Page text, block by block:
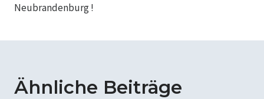
Neubrandenburg !
Ähnliche Beiträge